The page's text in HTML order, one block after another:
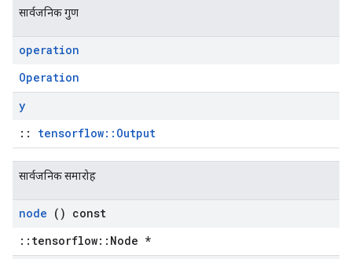
सार्वजनिक गुण
operation
Operation
y
:: tensorflow::Output
सार्वजनिक समारोह
node () const
::tensorflow::Node *